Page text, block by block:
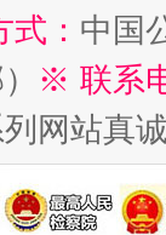
： 中国
※ 联系
网站真